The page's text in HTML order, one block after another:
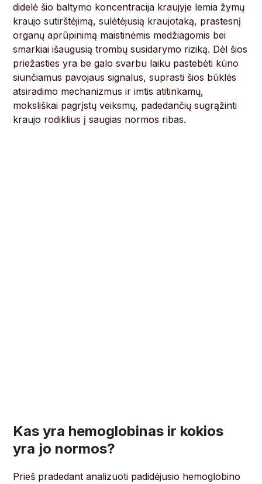
didelė šio baltymo koncentracija kraujyje lemia žymų
kraujo sutirštėjimą, sulėtėjusią kraujotaką, prastesnį
organų aprūpinimą maistinėmis medžiagomis bei
smarkiai išaugusią trombų susidarymo riziką. Dėl šios
priežasties yra be galo svarbu laiku pastebėti kūno
siunčiamus pavojaus signalus, suprasti šios būklės
atsiradimo mechanizmus ir imtis atitinkamų,
moksliškai pagrįstų veiksmų, padedančių sugrąžinti
kraujo rodiklius į saugias normos ribas.
Kas yra hemoglobinas ir kokios
yra jo normos?
Prieš pradedant analizuoti padidėjusio hemoglobino